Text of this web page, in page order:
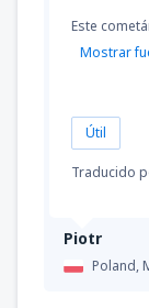
Piotr
Poland,
Este
Mostrar
Útil
Traducido